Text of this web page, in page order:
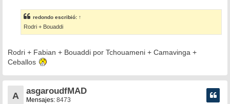
a
j
e
redondo escribió: ↑
Rodri + Bouaddi
Rodri + Fabian + Bouaddi por Tchouameni + Camavinga +
Ceballos
A
asgaroudfMAD
Mensajes: 8473